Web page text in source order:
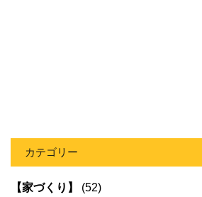
カテゴリー
【家づくり】 (52)